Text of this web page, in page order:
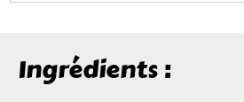
Ingrédients :